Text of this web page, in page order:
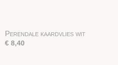
Perendale kaardvlies wit
€ 8,40